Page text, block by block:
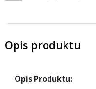
Opis produktu
Opis Produktu: